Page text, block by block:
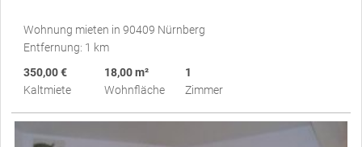
Wohnung mieten in 90409 Nürnberg
Entfernung: 1 km
350,00 €
Kaltmiete
18,00 m²
Wohnfläche
1
Zimmer